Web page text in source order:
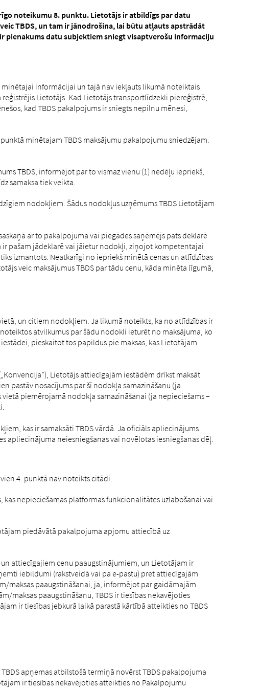
noteikumu 8. punktu. Lietotājs ir atbildīgs par datu
TBDS, un tam ir jānodrošina, lai būtu atļauts apstrādāt
pienākums datu subjektiem sniegt visaptverošu informāciju
minētajai informācijai un tajā nav iekļauts likumā noteiktais
Lietotājs. Kad Lietotājs transportlīdzekli piereģistrē,
kad TBDS pakalpojums ir sniegts nepilnu mēnesi,
minētajam TBDS maksājumu pakalpojumu sniedzējam.
TBDS, informējot par to vismaz vienu (1) nedēļu iepriekš,
samaksa tiek veikta.
nodokļiem. Šādus nodokļus uzņēmums TBDS Lietotājam
ar to pakalpojuma vai piegādes saņēmējs pats deklarē
pašam jādeklarē vai jāietur nodokļi, ziņojot kompetentajai
izmantots. Neatkarīgi no iepriekš minētā cenas un atlīdzības
veic maksājumus TBDS par tādu cenu, kāda minēta līgumā,
un citiem nodokļiem. Ja likumā noteikts, ka no atlīdzības ir
atvilkumus par šādu nodokli ieturēt no maksājuma, ko
pieskaitot tos papildus pie maksas, kas Lietotājam
Lietotājs attiecīgajām iestādēm drīkst maksāt
pastāv nosacījums par šī nodokļa samazināšanu (ja
piemērojamā nodokļa samazināšanai (ja nepieciešams –
kas ir samaksāti TBDS vārdā. Ja oficiāls apliecinājums
apliecinājuma neiesniegšanas vai novēlotas iesniegšanas dēļ.
4. punktā nav noteikts citādi.
kas nepieciešamas platformas funkcionalitātes uzlabošanai vai
piedāvātā pakalpojuma apjomu attiecībā uz
attiecīgajiem cenu paaugstinājumiem, un Lietotājam ir
iebildumi (rakstveidā vai pa e-pastu) pret attiecīgajām
maksas paaugstināšanai, ja, informējot par gaidāmajām
maksas paaugstināšanu, TBDS ir tiesības nekavējoties
ir tiesības jebkurā laikā parastā kārtībā atteikties no TBDS
apņemas atbilstošā termiņā novērst TBDS pakalpojuma
ir tiesības nekavējoties atteikties no Pakalpojumu